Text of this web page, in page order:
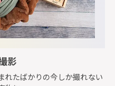
影
れたばかりの今しか撮れない